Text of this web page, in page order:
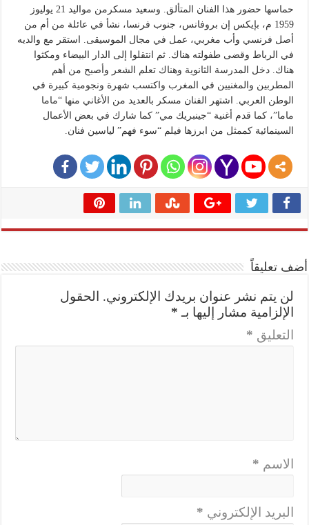
حماسها حضور هذا الفنان المتألق. وسعيد مسكرمن مواليد 21 يوليوز
1959 م، بإيكس إن بروفانس، جنوب فرنسا، نشأ في عائلة من أم من
أصل فرنسي وأب مغربي، عمل في مجال الموسيقى. استقر مع والديه
في الرباط وقضى طفولته هناك. ثم انتقلوا إلى الدار البيضاء ومكثوا
هناك. دخل المدرسة الثانوية وهناك تعلم الشعر وأصبح من أهم
المطربين والمغنيين في المغرب واكتسب شهرة ونجومية كبيرة في
الوطن العربي. اشتهر الفنان مسكر بالعديد من الأغاني منها “ماما
ماما”، كما قدم أغنية “جينبريك مي” كما شارك في بعض الأعمال
السينمائية كممثل من ابرزها فيلم “سوء فهم” لياسين فنان.
أضف تعليقاً
لن يتم نشر عنوان بريدك الإلكتروني.
الحقول
الإلزامية مشار إليها بـ *
التعليق *
الاسم *
البريد الإلكتروني *